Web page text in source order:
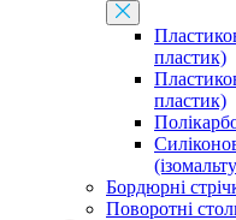
пластик)
пластик)
Бордюрні
Поворотні